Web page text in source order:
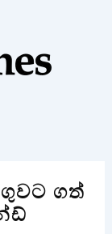
ගත්